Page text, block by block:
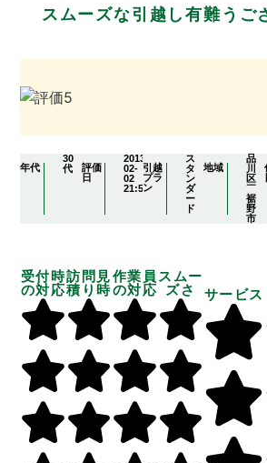
スムーズな引越し有難うご
年代
30
代
評価
日
2013-
02-
02
21:59:49
引越
プラ
ン
ス
タ
ン
ダ
ー
ド
地域
品
川
区
￣
裾
野
市
受付時
の対応
訪問見
積り時
作業員
の対応
スムー
ズさ
サービス